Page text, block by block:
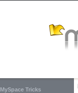
MySpace Tricks